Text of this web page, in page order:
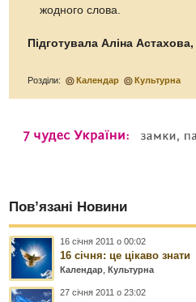
жодного слова.
Підготувала Аліна Астахова,
Розділи: Календар Культурна
Пов’язані Новини
16 січня 2011 о 00:02
16 січня: це цікаво знати
Календар Культурна
27 січня 2011 о 23:02